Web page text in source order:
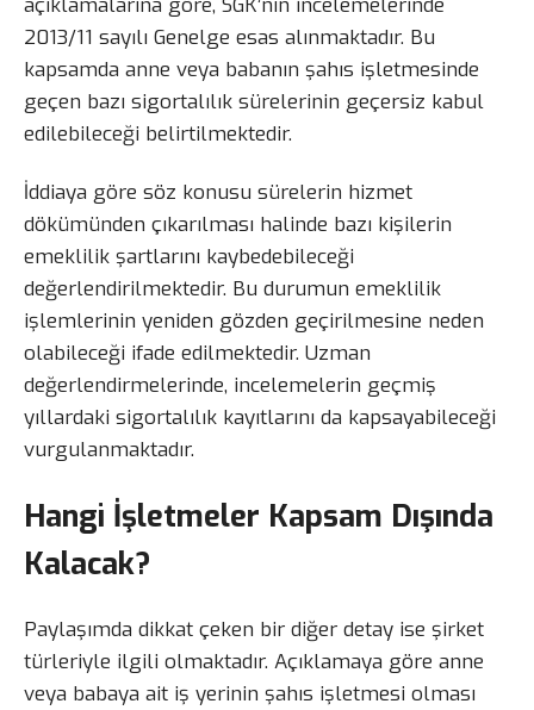
açıklamalarına göre, SGK’nın incelemelerinde
2013/11 sayılı Genelge esas alınmaktadır. Bu
kapsamda anne veya babanın şahıs işletmesinde
geçen bazı sigortalılık sürelerinin geçersiz kabul
edilebileceği belirtilmektedir.
İddiaya göre söz konusu sürelerin hizmet
dökümünden çıkarılması halinde bazı kişilerin
emeklilik şartlarını kaybedebileceği
değerlendirilmektedir. Bu durumun emeklilik
işlemlerinin yeniden gözden geçirilmesine neden
olabileceği ifade edilmektedir. Uzman
değerlendirmelerinde, incelemelerin geçmiş
yıllardaki sigortalılık kayıtlarını da kapsayabileceği
vurgulanmaktadır.
Hangi İşletmeler Kapsam Dışında
Kalacak?
Paylaşımda dikkat çeken bir diğer detay ise şirket
türleriyle ilgili olmaktadır. Açıklamaya göre anne
veya babaya ait iş yerinin şahıs işletmesi olması